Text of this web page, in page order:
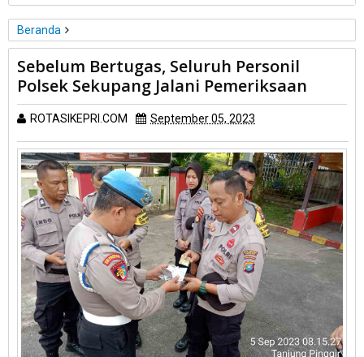
Beranda
Unlabelled
Sebelum Bertugas, Seluruh Personil Polsek Sekupang Jalani
Pemeriksaan
Sebelum Bertugas, Seluruh Personil
Polsek Sekupang Jalani Pemeriksaan
ROTASIKEPRI.COM September 05, 2023